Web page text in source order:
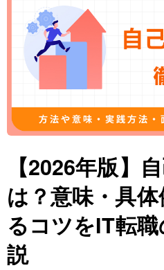
【2026年版】
は？意味・具
るコツをIT転
説